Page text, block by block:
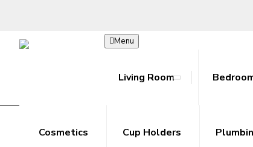
Menu
Living Room
Bookcase Coffee Tables
Beds
Hoodies Joggers
Accessories Metal Outdoor Sets
Ab Rollers Cooling Towels
Toy Guns
Cosmetics Cup Holders
Alla ricerca del Buddha |